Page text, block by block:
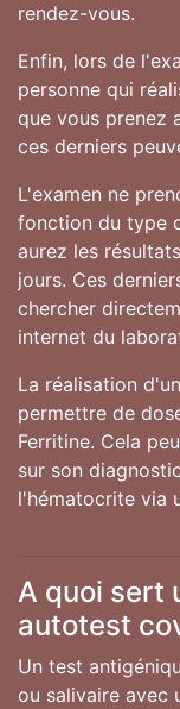
rendez-vous.
Enfin, lors de
personne qui
que vous prenez
ces derniers
L'examen ne
fonction du type
aurez les
jours. Ces
chercher
internet du
La réalisation
permettre de
Ferritine. Cela
sur son
l'hématocrite via
A quoi sert
autotest
Un test
ou salivaire avec